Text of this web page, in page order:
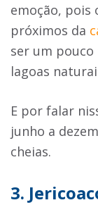
emoção, pois
próximos da
ser um
lagoas
E por falar
junho a
cheias.
3.